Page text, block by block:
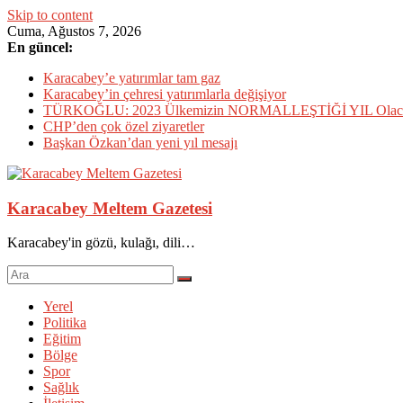
Skip to content
Cuma, Ağustos 7, 2026
En güncel:
Karacabey’e yatırımlar tam gaz
Karacabey’in çehresi yatırımlarla değişiyor
TÜRKOĞLU: 2023 Ülkemizin NORMALLEŞTİĞİ YIL
CHP’den çok özel ziyaretler
Başkan Özkan’dan yeni yıl mesajı
Karacabey Meltem Gazetesi
Karacabey'in gözü, kulağı, dili…
Yerel
Politika
Eğitim
Bölge
Spor
Sağlık